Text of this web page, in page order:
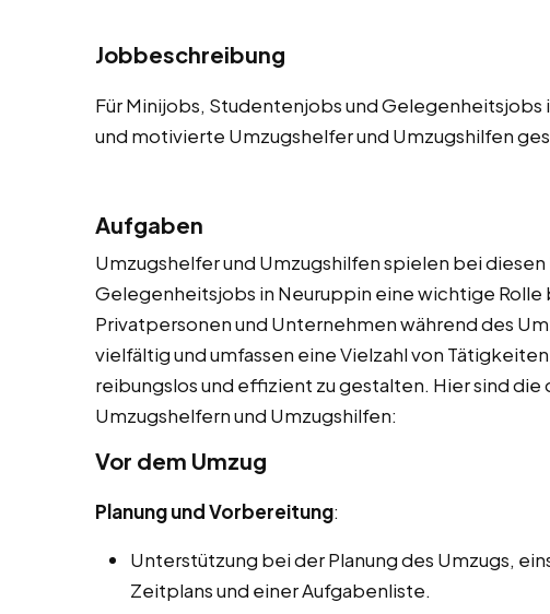
Jobbeschreibung
Für Minijobs, Studentenjobs und Gelegenheitsjobs
und motivierte Umzugshelfer und Umzugshilfen
Aufgaben
Umzugshelfer und Umzugshilfen spielen bei
Gelegenheitsjobs in Neuruppin eine wichtige
Privatpersonen und Unternehmen während des
vielfältig und umfassen eine Vielzahl von
reibungslos und effizient zu gestalten. Hier sind
Umzugshelfern und Umzugshilfen:
Vor dem Umzug
Planung und Vorbereitung:
Unterstützung bei der Planung des Umzugs,
Zeitplans und einer Aufgabenliste.